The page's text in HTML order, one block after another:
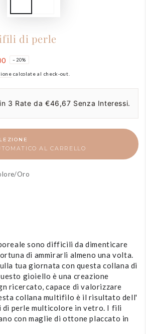
di perle
–20%
calcolate al check-out.
3 Rate da €46,67 Senza Interessi.
AL CARRELLO
Oro
sono difficili da dimenticare
di ammirarli almeno una volta.
tua giornata con questa collana di
gioiello è una creazione
ricercato, capace di valorizzare
collana multifilo è il risultato dell'
perle multicolore in vetro. I fili
con maglie di ottone placcato in